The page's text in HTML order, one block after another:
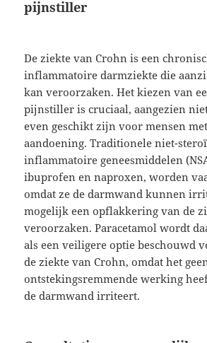
pijnstiller
De ziekte van Crohn is een
inflammatoire darmziekte die
kan veroorzaken. Het kiezen van
pijnstiller is cruciaal, aangezien
even geschikt zijn voor mensen
aandoening. Traditionele niet-
inflammatoire geneesmiddelen
ibuprofen en naproxen, worden
omdat ze de darmwand kunnen
mogelijk een opflakkering van de
veroorzaken. Paracetamol wordt
als een veiligere optie beschouwd
de ziekte van Crohn, omdat het geen
ontstekingsremmende werking
de darmwand irriteert.